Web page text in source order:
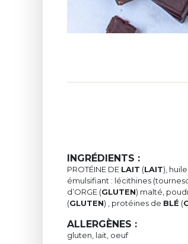
INGRÉDIENTS :
PROTÉINE DE LAIT (LAIT),
émulsifiant : lécithines
d’ORGE (GLUTEN) malté,
(GLUTEN) , protéines de BLÉ (
ALLERGÈNES :
gluten, lait, oeuf